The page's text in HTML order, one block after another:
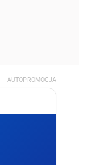
AUTOPROMOCJA